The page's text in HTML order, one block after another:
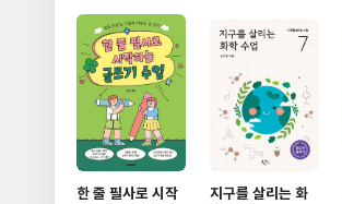
한 줄 필사로 시작
지구를 살리는 화